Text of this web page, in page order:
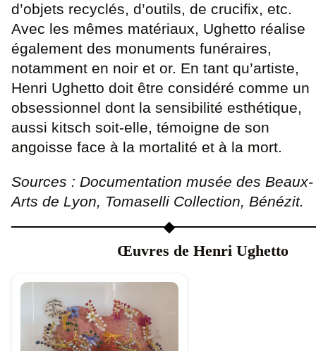
d’objets recyclés, d’outils, de crucifix, etc.
Avec les mêmes matériaux, Ughetto réalise
également des monuments funéraires,
notamment en noir et or. En tant qu’artiste,
Henri Ughetto doit être considéré comme un
obsessionnel dont la sensibilité esthétique,
aussi kitsch soit-elle, témoigne de son
angoisse face à la mortalité et à la mort.
Sources : Documentation musée des Beaux-
Arts de Lyon, Tomaselli Collection, Bénézit.
Œuvres de Henri Ughetto